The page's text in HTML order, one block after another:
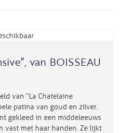
van BOISSEAU
van “La Chatelaine
patina van goud en zilver.
gekleed in een middeleeuws
vast met haar handen. Ze lijkt